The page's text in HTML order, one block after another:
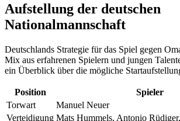
Aufstellung der deutschen
Nationalmannschaft
Deutschlands Strategie für das Spiel gegen
Mix aus erfahrenen Spielern und jungen
ein Überblick über die mögliche
Position
Spieler
Torwart
Manuel Neuer
Verteidigung Mats Hummels, Antonio